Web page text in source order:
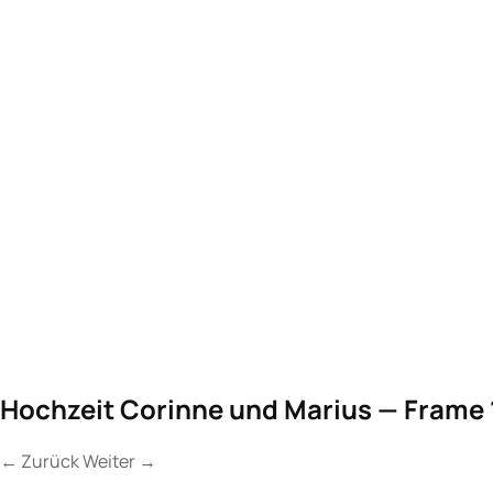
Hochzeit Corinne und Marius — Frame
← ZurückWeiter →